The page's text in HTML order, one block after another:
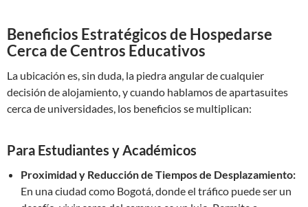
Beneficios Estratégicos de Hospedarse
Cerca de Centros Educativos
La ubicación es, sin duda, la piedra angular de cualquier
decisión de alojamiento, y cuando hablamos de apartasuites
cerca de universidades, los beneficios se multiplican:
Para Estudiantes y Académicos
Proximidad y Reducción de Tiempos de Desplazamiento:
En una ciudad como Bogotá, donde el tráfico puede ser un